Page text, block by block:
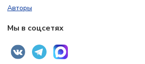
Авторы
Мы в соцсетях